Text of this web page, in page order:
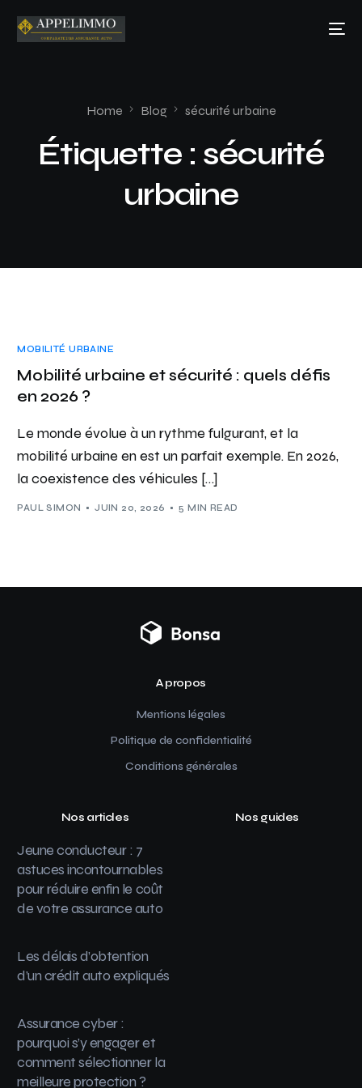
Home Blog sécurité urbaine
Étiquette : sécurité
urbaine
MOBILITÉ URBAINE
Mobilité urbaine et sécurité : quels défis
en 2026 ?
Le monde évolue à un rythme fulgurant, et la
mobilité urbaine en est un parfait exemple. En 2026,
la coexistence des véhicules […]
PAUL SIMON JUIN 20, 2026 5 MIN READ
A propos
Mentions légales
Politique de confidentialité
Conditions générales
Nos articles
Jeune conducteur : 7
astuces incontournables
pour réduire enfin le coût
de votre assurance auto
Les délais d’obtention
d’un crédit auto expliqués
Assurance cyber :
pourquoi s’y engager et
comment sélectionner la
meilleure protection ?
Nos guides